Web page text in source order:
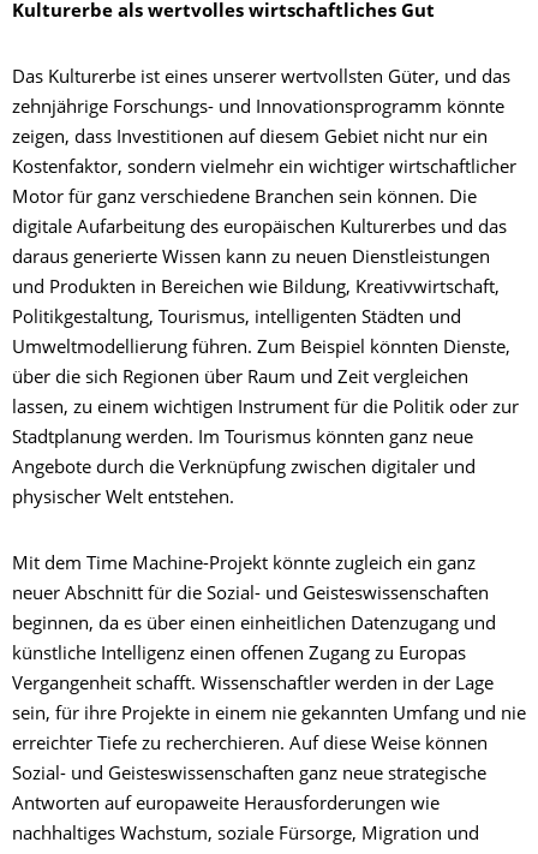
Kulturerbe als wertvolles wirtschaftliches Gut
Das Kulturerbe ist eines unserer wertvollsten Güter, und das
zehnjährige Forschungs- und Innovationsprogramm könnte
zeigen, dass Investitionen auf diesem Gebiet nicht nur ein
Kostenfaktor, sondern vielmehr ein wichtiger wirtschaftlicher
Motor für ganz verschiedene Branchen sein können. Die
digitale Aufarbeitung des europäischen Kulturerbes und das
daraus generierte Wissen kann zu neuen Dienstleistungen
und Produkten in Bereichen wie Bildung, Kreativwirtschaft,
Politikgestaltung, Tourismus, intelligenten Städten und
Umweltmodellierung führen. Zum Beispiel könnten Dienste,
über die sich Regionen über Raum und Zeit vergleichen
lassen, zu einem wichtigen Instrument für die Politik oder zur
Stadtplanung werden. Im Tourismus könnten ganz neue
Angebote durch die Verknüpfung zwischen digitaler und
physischer Welt entstehen.
Mit dem Time Machine-Projekt könnte zugleich ein ganz
neuer Abschnitt für die Sozial- und Geisteswissenschaften
beginnen, da es über einen einheitlichen Datenzugang und
künstliche Intelligenz einen offenen Zugang zu Europas
Vergangenheit schafft. Wissenschaftler werden in der Lage
sein, für ihre Projekte in einem nie gekannten Umfang und nie
erreichter Tiefe zu recherchieren. Auf diese Weise können
Sozial- und Geisteswissenschaften ganz neue strategische
Antworten auf europaweite Herausforderungen wie
nachhaltiges Wachstum, soziale Fürsorge, Migration und